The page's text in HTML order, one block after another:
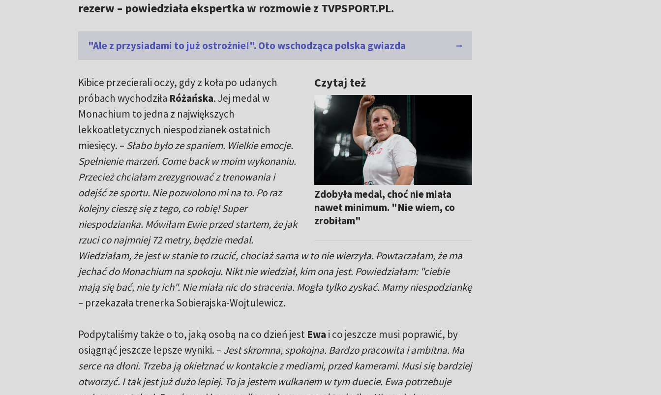
rezerw – powiedziała ekspertka w rozmowie z TVPSPORT.PL.
"Ale z przysiadami to już ostrożnie!". Oto wschodząca polska gwiazda
Czytaj też
Zdobyła medal, choć nie miała
nawet minimum. "Nie wiem, co
zrobiłam"
Kibice przecierali oczy, gdy z koła po udanych
próbach wychodziła Różańska. Jej medal w
Monachium to jedna z największych
lekkoatletycznych niespodzianek ostatnich
miesięcy. – Słabo było ze spaniem. Wielkie emocje.
Spełnienie marzeń. Come back w moim wykonaniu.
Przecież chciałam zrezygnować z trenowania i
odejść ze sportu. Nie pozwolono mi na to. Po raz
kolejny cieszę się z tego, co robię! Super
niespodzianka. Mówiłam Ewie przed startem, że jak
rzuci co najmniej 72 metry, będzie medal.
Wiedziałam, że jest w stanie to rzucić, chociaż sama w to nie wierzyła. Powtarzałam, że ma
jechać do Monachium na spokoju. Nikt nie wiedział, kim ona jest. Powiedziałam: "ciebie
mają się bać, nie ty ich". Nie miała nic do stracenia. Mogła tylko zyskać. Mamy niespodziankę
– przekazała trenerka Sobierajska-Wojtulewicz.
Podpytaliśmy także o to, jaką osobą na co dzień jest Ewa i co jeszcze musi poprawić, by
osiągnąć jeszcze lepsze wyniki. – Jest skromna, spokojna. Bardzo pracowita i ambitna. Ma
serce na dłoni. Trzeba ją okiełznać w kontakcie z mediami, przed kamerami. Musi się bardziej
otworzyć. I tak jest już dużo lepiej. To ja jestem wulkanem w tym duecie. Ewa potrzebuje